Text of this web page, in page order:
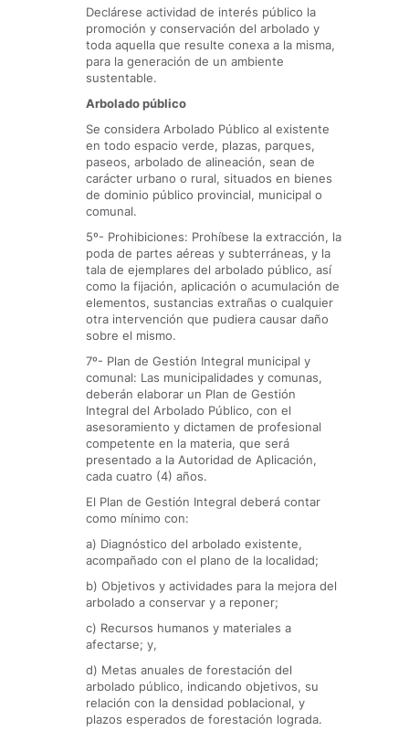
Declárese actividad de interés público la
promoción y conservación del arbolado y
toda aquella que resulte conexa a la misma,
para la generación de un ambiente
sustentable.
Arbolado público
Se considera Arbolado Público al existente
en todo espacio verde, plazas, parques,
paseos, arbolado de alineación, sean de
carácter urbano o rural, situados en bienes
de dominio público provincial, municipal o
comunal.
5º- Prohibiciones: Prohíbese la extracción, la
poda de partes aéreas y subterráneas, y la
tala de ejemplares del arbolado público, así
como la fijación, aplicación o acumulación de
elementos, sustancias extrañas o cualquier
otra intervención que pudiera causar daño
sobre el mismo.
7º- Plan de Gestión Integral municipal y
comunal: Las municipalidades y comunas,
deberán elaborar un Plan de Gestión
Integral del Arbolado Público, con el
asesoramiento y dictamen de profesional
competente en la materia, que será
presentado a la Autoridad de Aplicación,
cada cuatro (4) años.
El Plan de Gestión Integral deberá contar
como mínimo con:
a) Diagnóstico del arbolado existente,
acompañado con el plano de la localidad;
b) Objetivos y actividades para la mejora del
arbolado a conservar y a reponer;
c) Recursos humanos y materiales a
afectarse; y,
d) Metas anuales de forestación del
arbolado público, indicando objetivos, su
relación con la densidad poblacional, y
plazos esperados de forestación lograda.